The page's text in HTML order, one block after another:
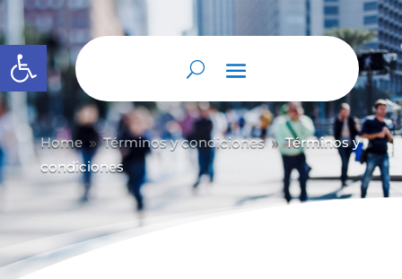
Abrir barra de herramientas
Home 9 Términos y condiciones 9 Términos y
condiciones